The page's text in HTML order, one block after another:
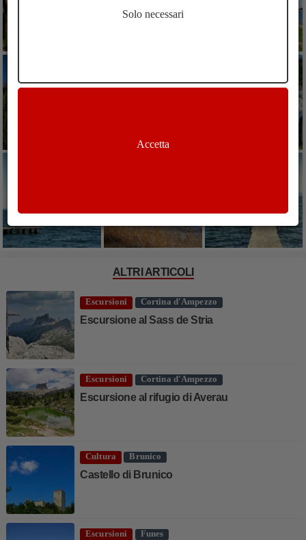
ALTRI ARTICOLI
Escursioni Cortina d'Ampezzo
Escursione al Sass de Stria
Escursioni Cortina d'Ampezzo
Escursione al rifugio di Averau
Cultura Brunico
Castello di Brunico
Escursioni Funes
Solo necessari
Accetta